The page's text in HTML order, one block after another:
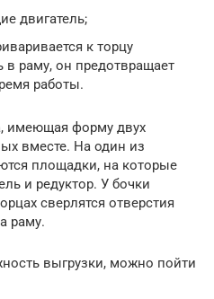
двигатель;
к торцу
в раму, он предотвращает
работы.
имеющая форму двух
вместе. На один из
площадки, на которые
и редуктор. У бочки
сверлятся отверстия
раму.
выгрузки, можно пойти